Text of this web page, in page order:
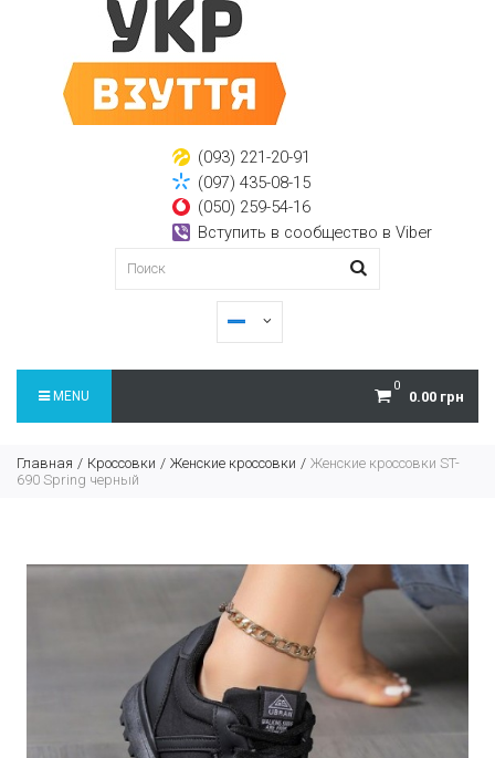
(093) 221-20-91
(097) 435-08-15
(050) 259-54-16
Вступить в сообщество в Viber
0
0.00 грн
MENU
Главная Кроссовки Женские кроссовки
Женские кроссовки ST-
690 Spring черный